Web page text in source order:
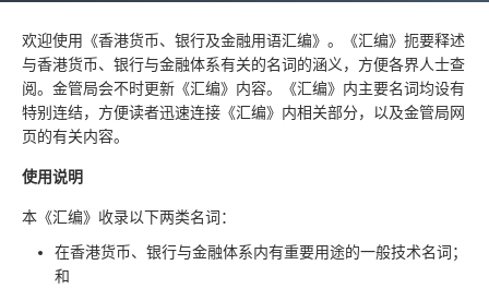
欢迎使用《香港货币、银行及金融用语汇编》。《汇编》扼要释述
与香港货币、银行与金融体系有关的名词的涵义，方便各界人士查
阅。金管局会不时更新《汇编》内容。《汇编》内主要名词均设有
特别连结，方便读者迅速连接《汇编》内相关部分，以及金管局网
页的有关内容。
使用说明
本《汇编》收录以下两类名词：
在香港货币、银行与金融体系内有重要用途的一般技术名词；
和